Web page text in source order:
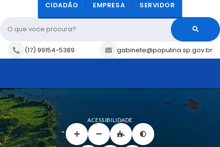
O que voce procura?
CIDADÃO EMPRESA SERVIDOR
(17) 99154-5389 gabinete@populina.sp.gov.br
ACESSIBILIDADE